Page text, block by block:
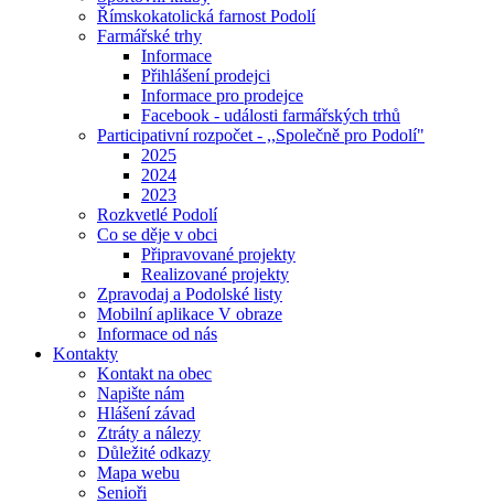
Římskokatolická farnost Podolí
Farmářské trhy
Informace
Přihlášení prodejci
Informace pro prodejce
Facebook - události farmářských trhů
Participativní rozpočet - ,,Společně pro Podolí"
2025
2024
2023
Rozkvetlé Podolí
Co se děje v obci
Připravované projekty
Realizované projekty
Zpravodaj a Podolské listy
Mobilní aplikace V obraze
Informace od nás
Kontakty
Kontakt na obec
Napište nám
Hlášení závad
Ztráty a nálezy
Důležité odkazy
Mapa webu
Senioři